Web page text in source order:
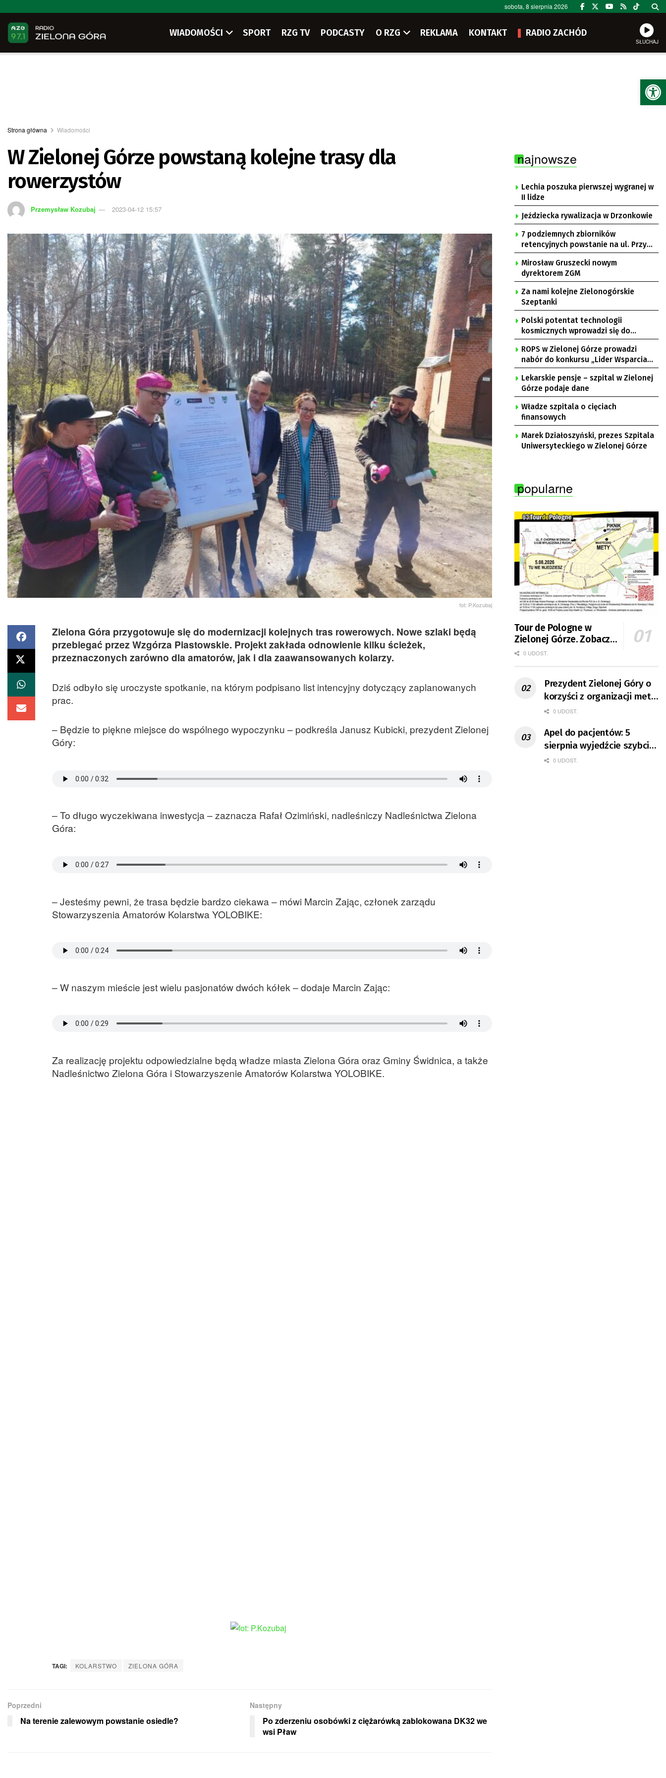
sobota, 8 sierpnia 2026
WIADOMOŚCI SPORT RZG TV PODCASTY O RZG REKLAMA KONTAKT RADIO ZACHÓD
SŁUCHAJ
Strona główna Wiadomości
W Zielonej Górze powstaną kolejne trasy dla
rowerzystów
Przemysław Kozubaj 2023-04-12 15:57
fot: P.Kozubaj
Zielona Góra przygotowuje się do modernizacji kolejnych tras rowerowych. Nowe szlaki będą
przebiegać przez Wzgórza Piastowskie. Projekt zakłada odnowienie kilku ścieżek,
przeznaczonych zarówno dla amatorów, jak i dla zaawansowanych kolarzy.
Dziś odbyło się uroczyste spotkanie, na którym podpisano list intencyjny dotyczący zaplanowanych
prac.
– Będzie to piękne miejsce do wspólnego wypoczynku – podkreśla Janusz Kubicki, prezydent Zielonej
Góry:
– To długo wyczekiwana inwestycja – zaznacza Rafał Ozimiński, nadleśniczy Nadleśnictwa Zielona
Góra:
– Jesteśmy pewni, że trasa będzie bardzo ciekawa – mówi Marcin Zając, członek zarządu
Stowarzyszenia Amatorów Kolarstwa YOLOBIKE:
– W naszym mieście jest wielu pasjonatów dwóch kółek – dodaje Marcin Zając:
Za realizację projektu odpowiedzialne będą władze miasta Zielona Góra oraz Gminy Świdnica, a także
Nadleśnictwo Zielona Góra i Stowarzyszenie Amatorów Kolarstwa YOLOBIKE.
TAGI: KOLARSTWO ZIELONA GÓRA
Poprzedni
Na terenie zalewowym powstanie osiedle?
Następny
Po zderzeniu osobówki z ciężarówką zablokowana DK32 we
wsi Pław
najnowsze
Lechia poszuka pierwszej wygranej w
II lidze
Jeździecka rywalizacja w Drzonkowie
7 podziemnych zbiorników
retencyjnych powstanie na ul. Przy
Gazowni
Mirosław Gruszecki nowym
dyrektorem ZGM
Za nami kolejne Zielonogórskie
Szeptanki
Polski potentat technologii
kosmicznych wprowadzi się do
Zielonej Góry
ROPS w Zielonej Górze prowadzi
nabór do konkursu „Lider Wsparcia
Seniora”
Lekarskie pensje – szpital w Zielonej
Górze podaje dane
Władze szpitala o cięciach
finansowych
Marek Działoszyński, prezes Szpitala
Uniwersyteckiego w Zielonej Górze
popularne
Tour de Pologne w
Zielonej Górze. Zobacz
zmiany w organizacji
0 UDOST.
Prezydent Zielonej Góry o
korzyści z organizacji mety
Tour de Pologne
0 UDOST.
Apel do pacjentów: 5
sierpnia wyjedźcie szybciej
z domów
0 UDOST.